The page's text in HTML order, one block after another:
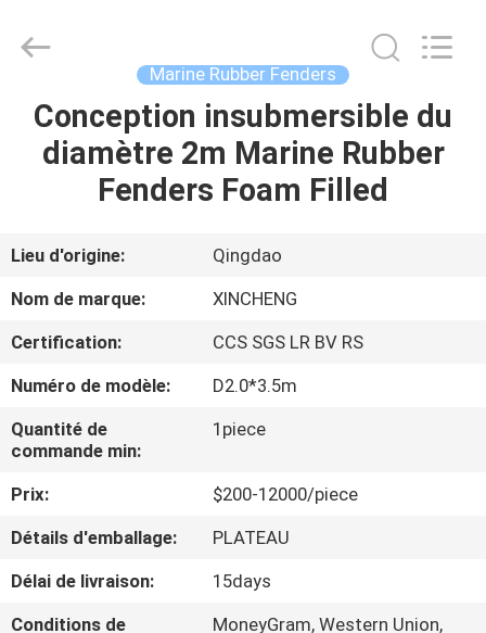
MAISON
PRODUITS
VR
SHOW
A
PROPOS
DE
VISITE
D'USINE
Products
Reserved.
Marine Rubber Fenders
Conception insubmersible du
diamètre 2m Marine Rubber
Fenders Foam Filled
Lieu d'origine:
Qingdao
Nom de marque:
XINCHENG
Certification:
CCS SGS LR BV RS
Numéro de modèle:
D2.0*3.5m
Quantité de
commande min:
1piece
Prix:
$200-12000/piece
Détails d'emballage:
PLATEAU
Délai de livraison:
15days
Conditions de
MoneyGram, Western Union,